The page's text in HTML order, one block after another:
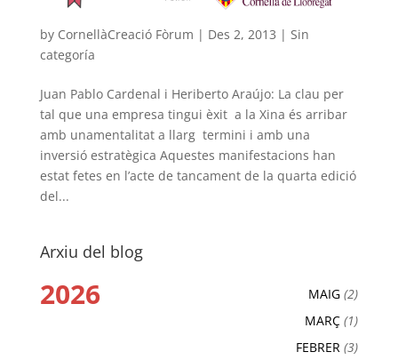
by CornellàCreació Fòrum | Des 2, 2013 | Sin
categoría
Juan Pablo Cardenal i Heriberto Araújo: La clau per
tal que una empresa tingui èxit a la Xina és arribar
amb unamentalitat a llarg termini i amb una
inversió estratègica Aquestes manifestacions han
estat fetes en l’acte de tancament de la quarta edició
del...
Arxiu del blog
2026 MAIG (2)
MARÇ (1)
FEBRER (3)